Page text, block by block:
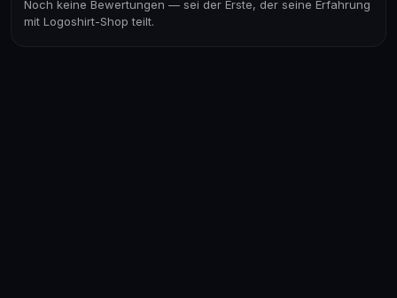
Noch keine Bewertungen — sei der Erste, der seine Erfahrung
mit Logoshirt-Shop teilt.